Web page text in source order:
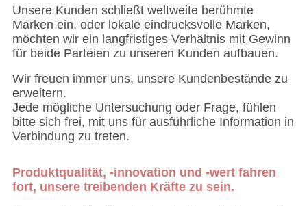
Unsere Kunden schließt weltweite berühmte
Marken ein, oder lokale eindrucksvolle Marken,
möchten wir ein langfristiges Verhältnis mit Gewinn
für beide Parteien zu unseren Kunden aufbauen.
Wir freuen immer uns, unsere Kundenbestände zu
erweitern.
Jede mögliche Untersuchung oder Frage, fühlen
bitte sich frei, mit uns für ausführliche Information in
Verbindung zu treten.
Produktqualität, -innovation und -wert fahren
fort, unsere treibenden Kräfte zu sein.